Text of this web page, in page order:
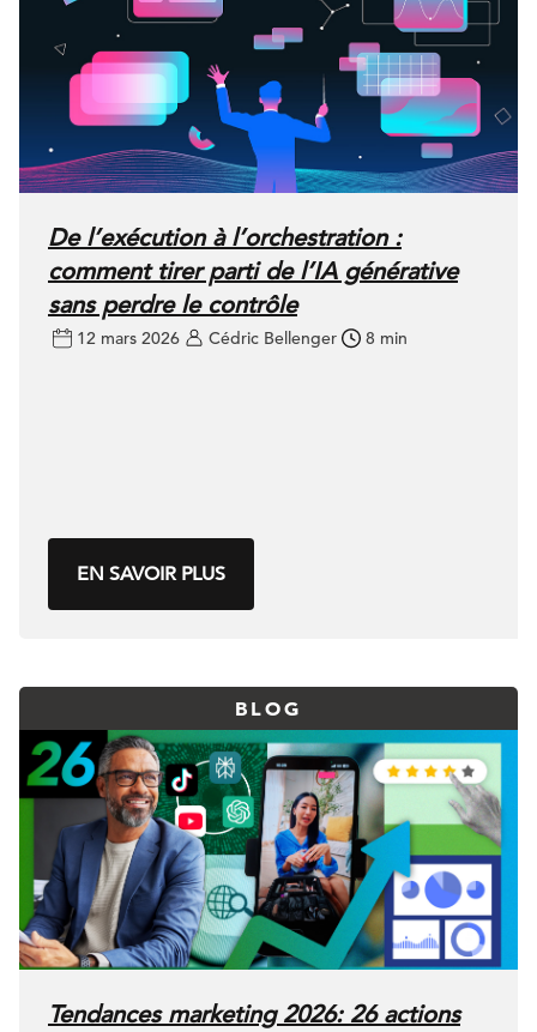
De l’exécution à l’orchestration :
comment tirer parti de l’IA générative
sans perdre le contrôle
12 mars 2026 Cédric Bellenger 8 min
EN SAVOIR PLUS
BLOG
Tendances marketing 2026: 26 actions